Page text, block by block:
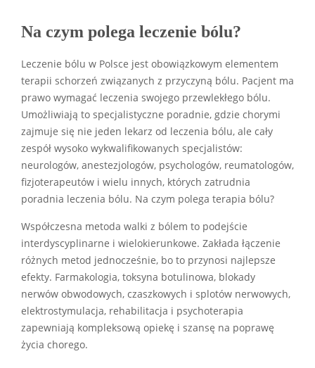
Na czym polega leczenie bólu?
Leczenie bólu w Polsce jest obowiązkowym elementem
terapii schorzeń związanych z przyczyną bólu. Pacjent ma
prawo wymagać leczenia swojego przewlekłego bólu.
Umożliwiają to specjalistyczne poradnie, gdzie chorymi
zajmuje się nie jeden lekarz od leczenia bólu, ale cały
zespół wysoko wykwalifikowanych specjalistów:
neurologów, anestezjologów, psychologów, reumatologów,
fizjoterapeutów i wielu innych, których zatrudnia
poradnia leczenia bólu. Na czym polega terapia bólu?
Współczesna metoda walki z bólem to podejście
interdyscyplinarne i wielokierunkowe. Zakłada łączenie
różnych metod jednocześnie, bo to przynosi najlepsze
efekty. Farmakologia, toksyna botulinowa, blokady
nerwów obwodowych, czaszkowych i splotów nerwowych,
elektrostymulacja, rehabilitacja i psychoterapia
zapewniają kompleksową opiekę i szansę na poprawę
życia chorego.